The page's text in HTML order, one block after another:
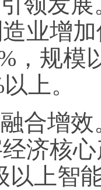
业增
，规模
上。
合增
济核
以上智